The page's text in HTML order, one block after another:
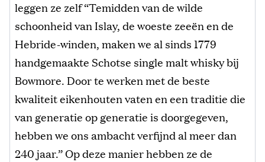
leggen ze zelf “Temidden van de wilde
schoonheid van Islay, de woeste zeeën en de
Hebride-winden, maken we al sinds 1779
handgemaakte Schotse single malt whisky bij
Bowmore. Door te werken met de beste
kwaliteit eikenhouten vaten en een traditie die
van generatie op generatie is doorgegeven,
hebben we ons ambacht verfijnd al meer dan
240 jaar.” Op deze manier hebben ze de